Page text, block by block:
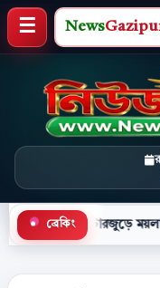
মেনু খুলুন
News
● ব্রেকিং
ময়লার স্তূপ